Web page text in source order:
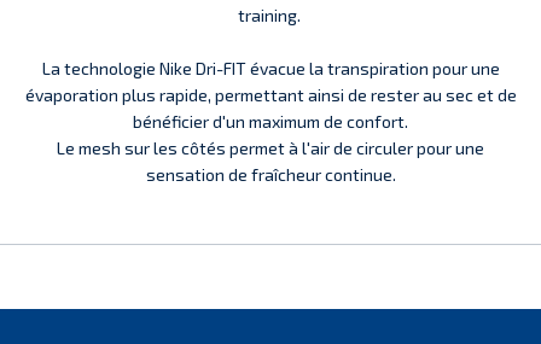
training.
La technologie Nike Dri-FIT évacue la transpiration pour une
évaporation plus rapide, permettant ainsi de rester au sec et de
bénéficier d'un maximum de confort.
Le mesh sur les côtés permet à l'air de circuler pour une
sensation de fraîcheur continue.